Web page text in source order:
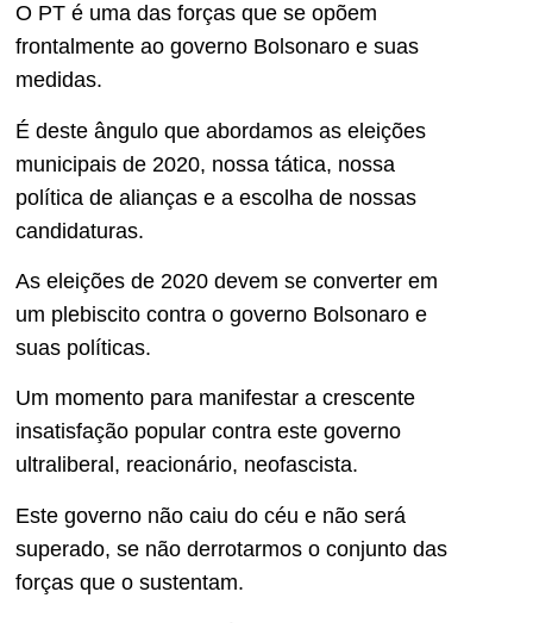
O PT é uma das forças que se opõem
frontalmente ao governo Bolsonaro e suas
medidas.
É deste ângulo que abordamos as eleições
municipais de 2020, nossa tática, nossa
política de alianças e a escolha de nossas
candidaturas.
As eleições de 2020 devem se converter em
um plebiscito contra o governo Bolsonaro e
suas políticas.
Um momento para manifestar a crescente
insatisfação popular contra este governo
ultraliberal, reacionário, neofascista.
Este governo não caiu do céu e não será
superado, se não derrotarmos o conjunto das
forças que o sustentam.